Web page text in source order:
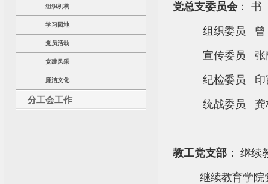
组织机构
学习园地
党员活动
党建风采
廉洁文化
分工会工作
党总支委员会： 书
组织委员 曾
宣传委员 张
纪检委员 印
统战委员 龚
教工党支部 ： 继
继续教育学院